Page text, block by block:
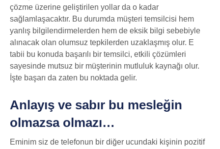
çözme üzerine geliştirilen yollar da o kadar
sağlamlaşacaktır. Bu durumda müşteri temsilcisi hem
yanlış bilgilendirmelerden hem de eksik bilgi sebebiyle
alınacak olan olumsuz tepkilerden uzaklaşmış olur. E
tabii bu konuda başarılı bir temsilci, etkili çözümleri
sayesinde mutsuz bir müşterinin mutluluk kaynağı olur.
İşte başarı da zaten bu noktada gelir.
Anlayış ve sabır bu mesleğin
olmazsa olmazı…
Eminim siz de telefonun bir diğer ucundaki kişinin pozitif